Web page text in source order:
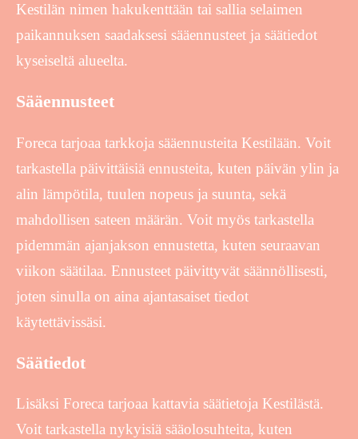
Kestilän nimen hakukenttään tai sallia selaimen
paikannuksen saadaksesi sääennusteet ja säätiedot
kyseiseltä alueelta.
Sääennusteet
Foreca tarjoaa tarkkoja sääennusteita Kestilään. Voit
tarkastella päivittäisiä ennusteita, kuten päivän ylin ja
alin lämpötila, tuulen nopeus ja suunta, sekä
mahdollisen sateen määrän. Voit myös tarkastella
pidemmän ajanjakson ennustetta, kuten seuraavan
viikon säätilaa. Ennusteet päivittyvät säännöllisesti,
joten sinulla on aina ajantasaiset tiedot
käytettävissäsi.
Säätiedot
Lisäksi Foreca tarjoaa kattavia säätietoja Kestilästä.
Voit tarkastella nykyisiä sääolosuhteita, kuten